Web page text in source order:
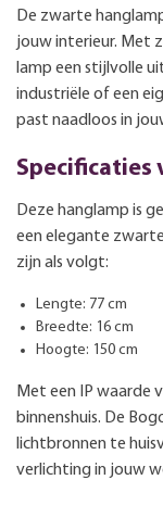
De zwarte
jouw interieur. Met
lamp een stijlvolle
industriële of een
past naadloos in
Specificaties
Deze hanglamp is
een elegante
zijn als volgt:
Lengte: 77 cm
Breedte: 16 cm
Hoogte: 150 cm
Met een IP waarde
binnenshuis. De
lichtbronnen te
verlichting in jouw